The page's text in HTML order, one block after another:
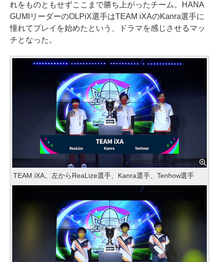
れをものともせずここまで勝ち上がったチーム。HANA
GUMIリーダーのOLPiX選手はTEAM iXAのKanra選手に
憧れてプレイを始めたという、ドラマを感じさせるマッ
チとなった。
TEAM iXA。左からReaLize選手、Kanra選手、Tenhow選手